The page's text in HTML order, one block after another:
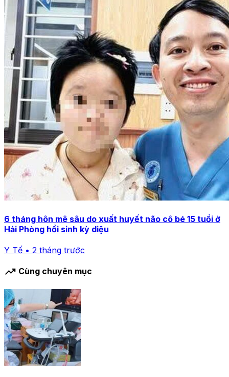
6 tháng hôn mê sâu do xuất huyết não cô bé 15 tuổi ở
Hải Phòng hồi sinh kỳ diệu
Y Tế • 2 tháng trước
trending_up Cùng chuyên mục